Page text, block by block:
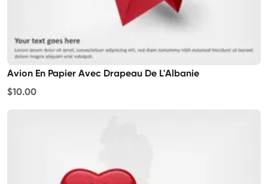
Avion En Papier Avec Drapeau De L'Albanie
$10.00